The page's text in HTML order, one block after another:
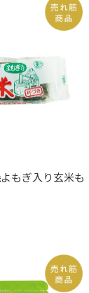
もぎ入り玄米も